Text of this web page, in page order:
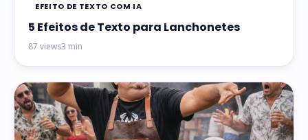
EFEITO DE TEXTO COM IA
5 Efeitos de Texto para Lanchonetes
87 views3 min